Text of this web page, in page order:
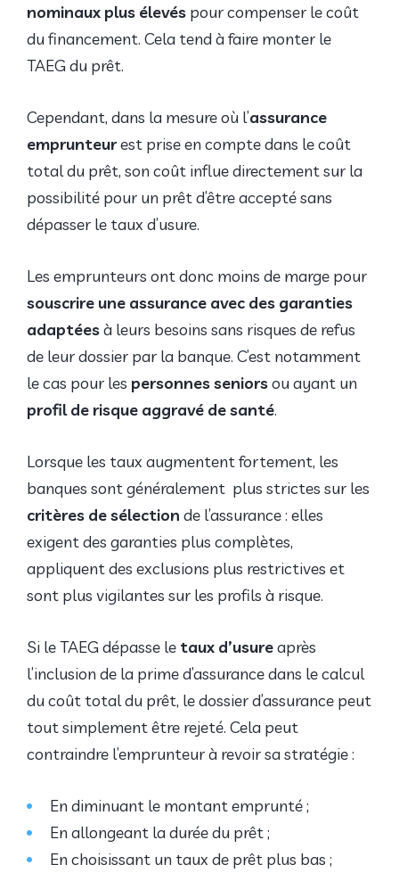
nominaux plus élevés pour compenser le coût
du financement. Cela tend à faire monter le
TAEG du prêt.
Cependant, dans la mesure où l’assurance
emprunteurest prise en compte dans le coût
total du prêt, son coût influe directement sur la
possibilité pour un prêt d’être accepté sans
dépasser le taux d’usure.
Les emprunteurs ont donc moins de marge pour
souscrire une assurance avec des garanties
adaptéesà leurs besoins sans risques de refus
de leur dossier par la banque. C’est notamment
le cas pour les personnes seniorsou ayant un
profil de risque aggravé de santé.
Lorsque les taux augmentent fortement, les
banques sont généralement plus strictes sur les
critères de sélection de l’assurance : elles
exigent des garanties plus complètes,
appliquent des exclusions plus restrictives et
sont plus vigilantes sur les profils à risque.
Si le TAEG dépasse le taux d’usureaprès
l’inclusion de la prime d’assurance dans le calcul
du coût total du prêt, le dossier d’assurance peut
tout simplement être rejeté. Cela peut
contraindre l’emprunteur à revoir sa stratégie :
En diminuant le montant emprunté ;
En allongeant la durée du prêt ;
En choisissant un taux de prêt plus bas ;